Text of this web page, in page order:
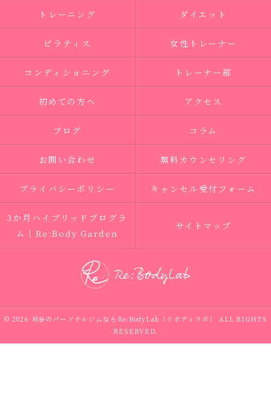
トレーニング ダイエット
ピラティス 女性トレーナー
コンディショニング トレーナー部
初めての方へ アクセス
ブログ コラム
お問い合わせ 無料カウンセリング
プライバシーポリシー キャンセル受付フォーム
3か月ハイブリッドプログラ
ム｜Re:Body Garden
サイトマップ
© 2026 刈谷のパーソナルジムならRe:BodyLab（リボディラボ） ALL RIGHTS
RESERVED.